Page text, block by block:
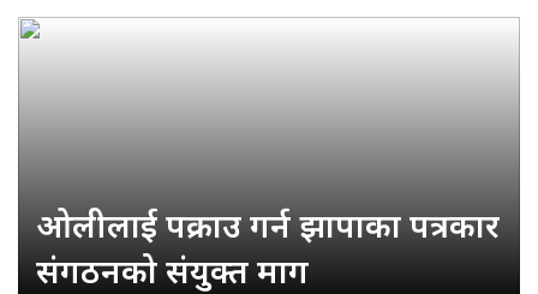
ओलीलाई पक्राउ गर्न झापाका पत्रकार
संगठनको संयुक्त माग